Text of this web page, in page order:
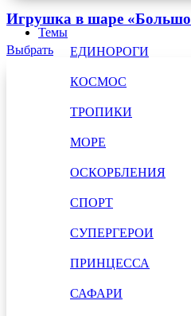
Темы
ЕДИНОРОГИ
КОСМОС
ТРОПИКИ
МОРЕ
ОСКОРБЛЕНИЯ
СПОРТ
СУПЕРГЕРОИ
ПРИНЦЕССА
САФАРИ
Игрушка в шаре
Выбрать